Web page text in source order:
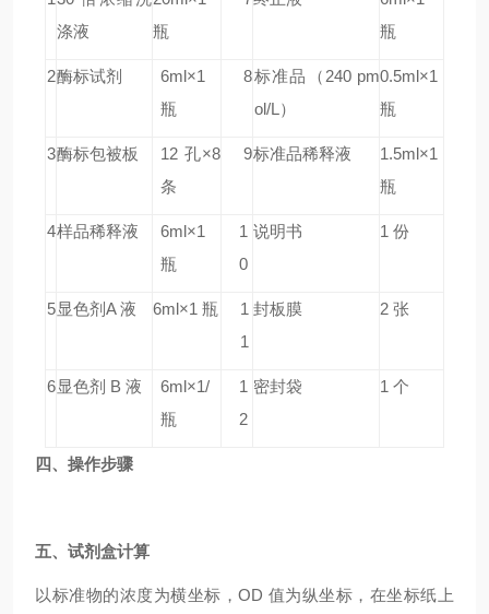
涤液
瓶
瓶
2酶标试剂
6ml×1
瓶
8标准品 （240 pm
ol/L）
0.5ml×1
瓶
3酶标包被板
12 孔×8
条
9标准品稀释液
1.5ml×1
瓶
4样品稀释液
6ml×1
瓶
1
0
说明书 1 份
5显色剂A 液 6ml×1 瓶
1
1
封板膜 2 张
6显色剂 B 液
6ml×1/
瓶
1
2
密封袋 1 个
四、 操作步骤
五、 试剂盒计算
以标准物的浓度为横坐标，OD 值为纵坐标，在坐标纸上